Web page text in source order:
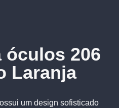
óculos 206
Laranja
um design sofisticado